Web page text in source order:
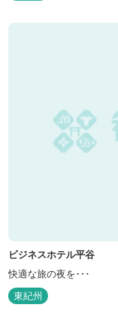
ビジネスホテル平谷
快適な旅の夜を･･･
東紀州